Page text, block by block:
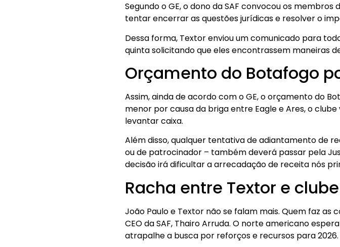
Segundo o GE, o dono da SAF convocou os
tentar encerrar as questões jurídicas e resolver o
Dessa forma, Textor enviou um comunicado para
quinta solicitando que eles encontrassem maneiras
Orçamento do Botafogo
Assim, ainda de acordo com o GE, o orçamento do
menor por causa da briga entre Eagle e Ares, o
levantar caixa.
Além disso, qualquer tentativa de adiantamento de
ou de patrocinador – também deverá passar pela
decisão irá dificultar a arrecadação de receita nós
Racha entre Textor e
João Paulo e Textor não se falam mais. Quem faz
CEO da SAF, Thairo Arruda. O norte americano
atrapalhe a busca por reforços e recursos para 2026.